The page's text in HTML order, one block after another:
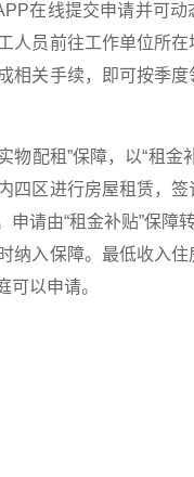
在线提交申请并可动
人员前往工作单位所
相关手续，即可按季
配租”保障，以“租金
四区进行房屋租赁，
请由“租金补贴”保障
纳入保障。最低收入
以申请。